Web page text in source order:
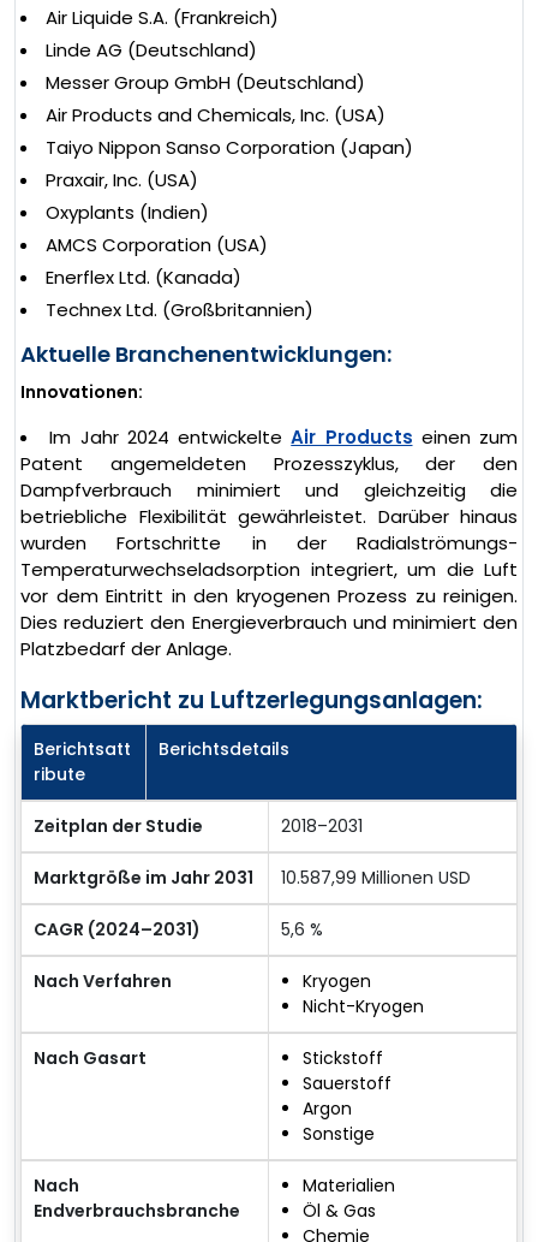
Air Liquide S.A. (Frankreich)
Linde AG (Deutschland)
Messer Group GmbH (Deutschland)
Air Products and Chemicals, Inc. (USA)
Taiyo Nippon Sanso Corporation (Japan)
Praxair, Inc. (USA)
Oxyplants (Indien)
AMCS Corporation (USA)
Enerflex Ltd. (Kanada)
Technex Ltd. (Großbritannien)
Aktuelle Branchenentwicklungen:
Innovationen:
Im Jahr 2024 entwickelteAir Products einen zum
Patent angemeldeten Prozesszyklus, der den
Dampfverbrauch minimiert und gleichzeitig die
betriebliche Flexibilität gewährleistet. Darüber hinaus
wurden Fortschritte in der Radialströmungs-
Temperaturwechseladsorption integriert, um die Luft
vor dem Eintritt in den kryogenen Prozess zu reinigen.
Dies reduziert den Energieverbrauch und minimiert den
Platzbedarf der Anlage.
Marktbericht zu Luftzerlegungsanlagen:
Berichtsatt
ribute
Berichtsdetails
Zeitplan der Studie 2018–2031
Marktgröße im Jahr 2031 10.587,99 Millionen USD
CAGR (2024–2031) 5,6 %
Nach Verfahren
Kryogen
Nicht-Kryogen
Nach Gasart
Stickstoff
Sauerstoff
Argon
Sonstige
Nach
Endverbrauchsbranche
Materialien
Öl & Gas
Chemie